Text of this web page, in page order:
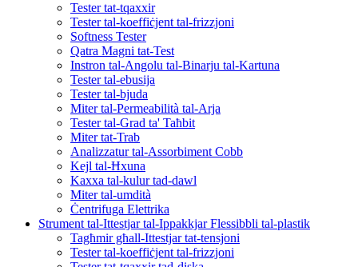
Tester tat-tqaxxir
Tester tal-koeffiċjent tal-frizzjoni
Softness Tester
Qatra Magni tat-Test
Instron tal-Angolu tal-Binarju tal-Kartuna
Tester tal-ebusija
Tester tal-bjuda
Miter tal-Permeabilità tal-Arja
Tester tal-Grad ta' Taħbit
Miter tat-Trab
Analizzatur tal-Assorbiment Cobb
Kejl tal-Ħxuna
Kaxxa tal-kulur tad-dawl
Miter tal-umdità
Ċentrifuga Elettrika
Strument tal-Ittestjar tal-Ippakkjar Flessibbli tal-plastik
Tagħmir għall-Ittestjar tat-tensjoni
Tester tal-koeffiċjent tal-frizzjoni